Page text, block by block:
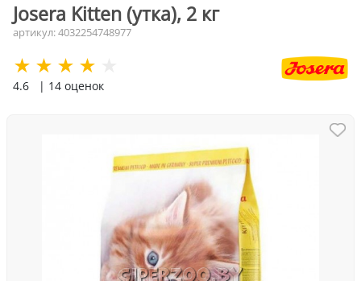
Josera Kitten (утка), 2 кг
артикул: 4032254748977
4.6 | 14 оценок